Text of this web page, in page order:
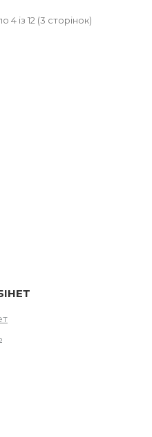
4 із 12 (3 сторінок)